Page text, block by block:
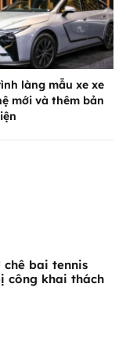
làng mẫu xe xe
mới và thêm bản
chê bai tennis
công khai thách